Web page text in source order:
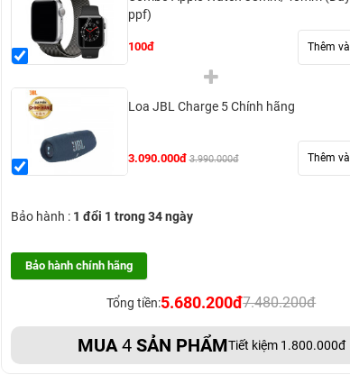
ppf)
100đ Thêm
Loa JBL Charge 5 Chính hãng
3.090.000đ 3.990.000đ Thêm
Bảo hành : 1 đổi 1 trong 34 ngày
Bảo hành chính hãng
Tổng tiền:5.680.200đ7.480.200đ
MUA4SẢN PHẨMTiết kiệm 1.800.000đ